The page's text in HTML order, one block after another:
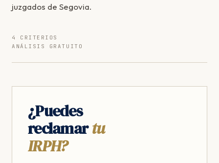
juzgados de Segovia.
4 CRITERIOS
ANÁLISIS GRATUITO
¿Puedes
reclamartu
IRPH?